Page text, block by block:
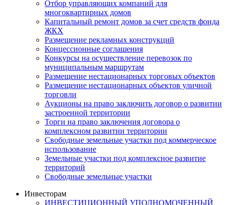
Отбор управляющих компаний для
многоквартирных домов
Капитальный ремонт домов за счет средств фонда
ЖКХ
Размещение рекламных конструкций
Концессионные соглашения
Конкурсы на осуществление перевозок по
муниципальным маршрутам
Размещение нестационарных торговых объектов
Размещение нестационарных объектов уличной
торговли
Аукционы на право заключить договор о развитии
застроенной территории
Торги на право заключения договора о
комплексном развитии территории
Свободные земельные участки под коммерческое
использование
Земельные участки под комплексное развитие
территорий
Свободные земельные участки
Инвесторам
ИНВЕСТИЦИОННЫЙ УПОЛНОМОЧЕННЫЙ